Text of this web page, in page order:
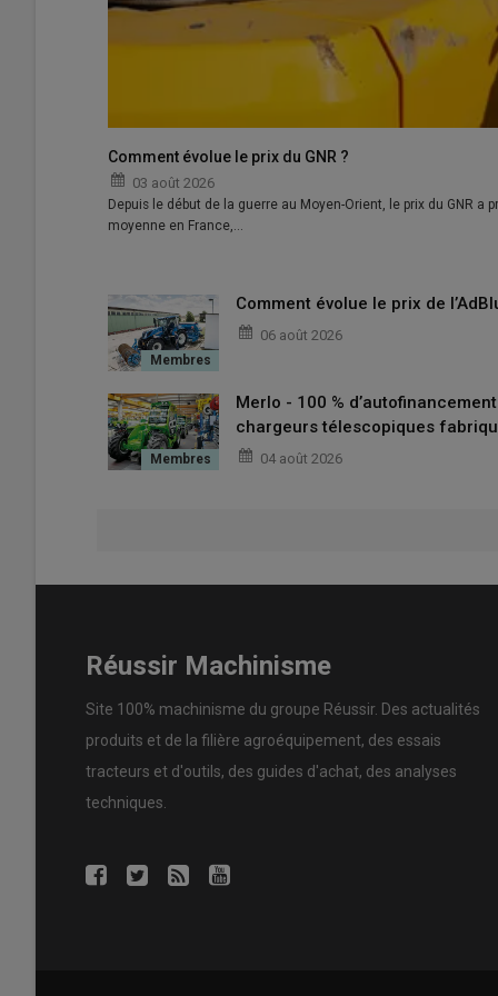
Le groupe de fauche Krone EasyCut B 1250 CV Fold
© Krone
D’un diamètre de 64 cm, le conditionneur reçoit des
régimes de rotation selon la nature du fourrage à
pour un conditionnement plus ou moins agressif.
Comment évolue le prix du GNR ?
03 août 2026
Depuis le début de la guerre au Moyen-Orient, le prix du GNR a
moyenne en France,…
Comment évolue le prix de
06 août 2026
Merlo - 100 %
chargeurs télescopiques
04 août 2026
Réussir Machinisme
Site 100% machinisme du groupe Réussir. Des actualités
produits et de la filière agroéquipement, des essais
tracteurs et d'outils, des guides d'achat, des analyses
techniques.